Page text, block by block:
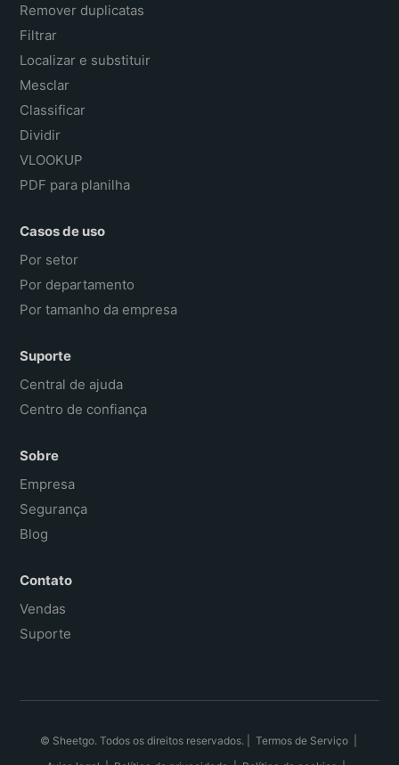
Remover duplicatas
Filtrar
Localizar e substituir
Mesclar
Classificar
Dividir
VLOOKUP
PDF para planilha
Casos de uso
Por setor
Por departamento
Por tamanho da empresa
Suporte
Central de ajuda
Centro de confiança
Sobre
Empresa
Segurança
Blog
Contato
Vendas
Suporte
© Sheetgo. Todos os direitos reservados. | Termos de Serviço|